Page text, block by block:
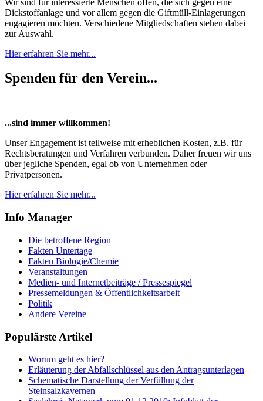
Dickstoffanlage und vor allem gegen die Giftmüll-Einlagerungen
engagieren möchten. Verschiedene Mitgliedschaften stehen dabei
zur Auswahl.
Hier erfahren Sie mehr...
Spenden für den Verein...
...sind immer willkommen!
Unser Engagement ist teilweise mit erheblichen Kosten, z.B. für
Rechtsberatungen und Verfahren verbunden. Daher freuen wir uns
über jegliche Spenden, egal ob von Unternehmen oder
Privatpersonen.
Hier erfahren Sie mehr...
Info Manager
Die betroffene Region
Fakten Untertage
Fakten Biologie/Chemie
Veranstaltungen
Medien- und Internetbeiträge / Pressespiegel
Pressemeldungen & Öffentlichkeitsarbeit
Politik
Andere Vereine
Populärste Artikel
Worum geht es hier?
Erläuterung der Abfallschlüssel aus den Antragsunterlagen
Schematische Darstellung der Verfüllung der
Steinsalzkavernen